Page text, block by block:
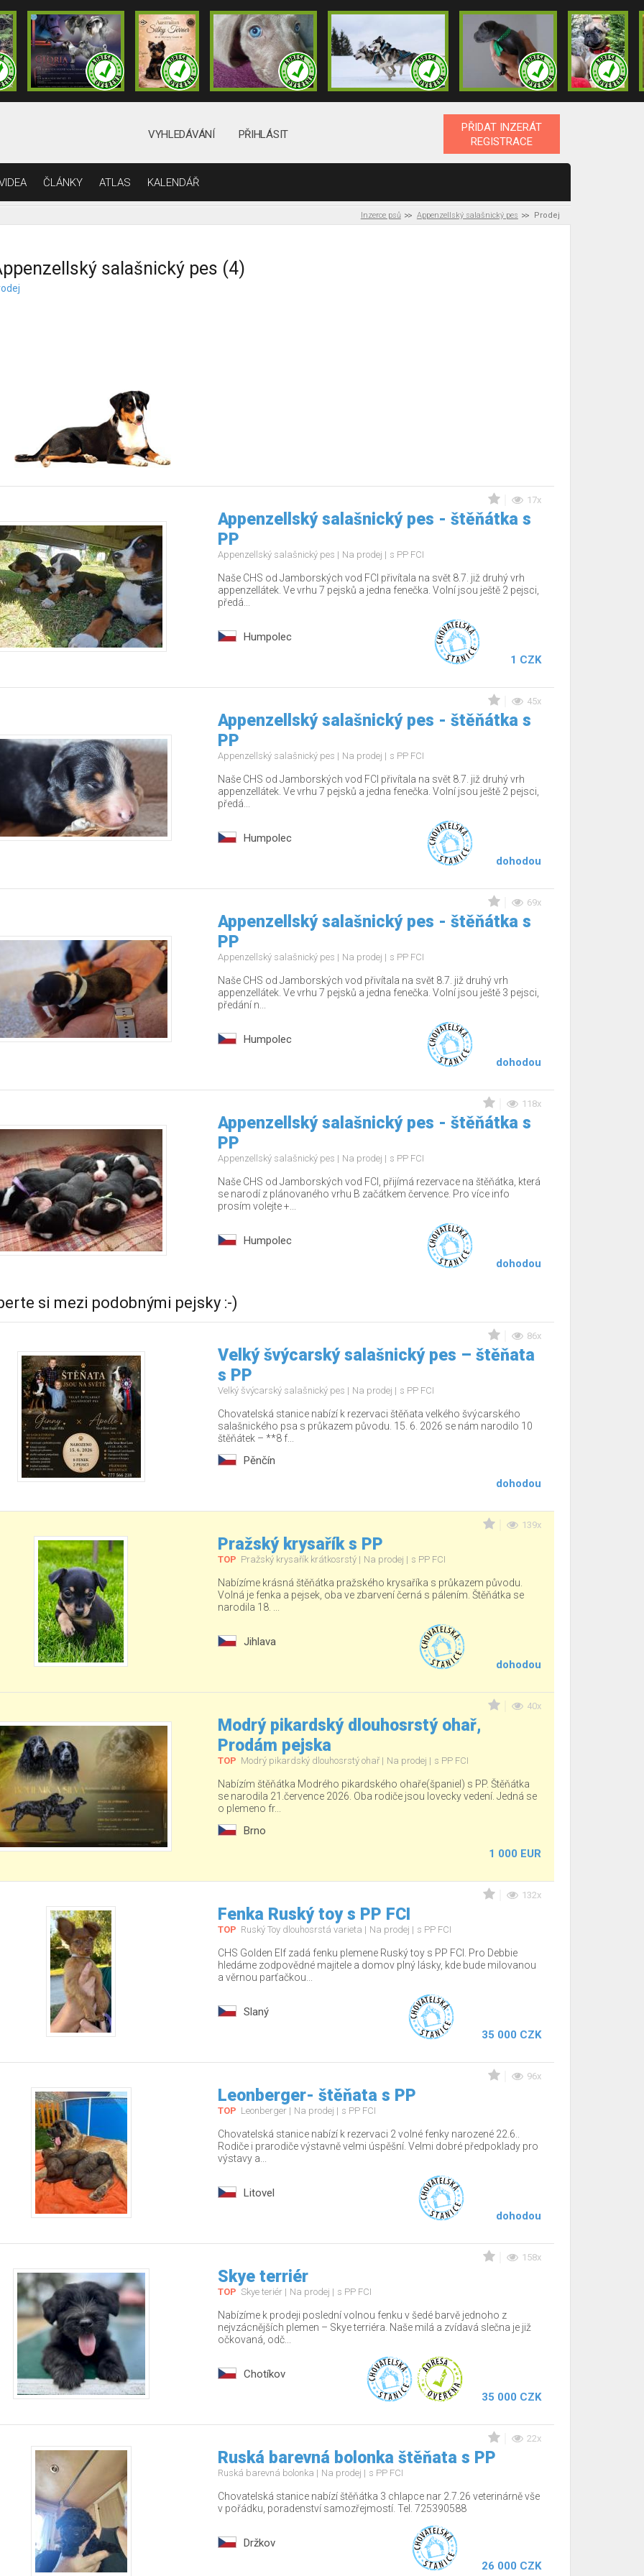
VYHLEDÁVÁNÍ PŘIHLÁSIT
PŘIDAT INZERÁT
REGISTRACE
ČLÁNKY ATLAS KALENDÁŘ
Inzerce psů Appenzellský salašnický pes Prodej
salašnický pes (4)
17x
Appenzellský salašnický pes - štěňátka s
PP
Appenzellský salašnický pes Na prodej s PP FCI
Naše CHS od Jamborských vod FCI přivítala na svět 8.7. již druhý vrh
appenzellátek. Ve vrhu 7 pejsků a jedna fenečka. Volní jsou ještě 2 pejsci,
předá...
Humpolec
1 CZK
45x
Appenzellský salašnický pes - štěňátka s
PP
Appenzellský salašnický pes Na prodej s PP FCI
Naše CHS od Jamborských vod FCI přivítala na svět 8.7. již druhý vrh
appenzellátek. Ve vrhu 7 pejsků a jedna fenečka. Volní jsou ještě 2 pejsci,
předá...
Humpolec
dohodou
69x
Appenzellský salašnický pes - štěňátka s
PP
Appenzellský salašnický pes Na prodej s PP FCI
Naše CHS od Jamborských vod přivítala na svět 8.7. již druhý vrh
appenzellátek. Ve vrhu 7 pejsků a jedna fenečka. Volní jsou ještě 3 pejsci,
předání n...
Humpolec
dohodou
118x
Appenzellský salašnický pes - štěňátka s
PP
Appenzellský salašnický pes Na prodej s PP FCI
Naše CHS od Jamborských vod FCI, přijímá rezervace na štěňátka, která
se narodí z plánovaného vrhu B začátkem července. Pro více info
prosím volejte +...
Humpolec
dohodou
si mezi podobnými pejsky :-)
86x
Velký švýcarský salašnický pes – štěňata
s PP
Velký švýcarský salašnický pes Na prodej s PP FCI
Chovatelská stanice nabízí k rezervaci štěňata velkého švýcarského
salašnického psa s průkazem původu. 15. 6. 2026 se nám narodilo 10
štěňátek – **8 f...
Pěnčín
dohodou
139x
Pražský krysařík s PP
TOP Pražský krysařík krátkosrstý Na prodej s PP FCI
Nabízíme krásná štěňátka pražského krysaříka s průkazem původu.
Volná je fenka a pejsek, oba ve zbarvení černá s pálením. Štěňátka se
narodila 18. ...
Jihlava
dohodou
40x
Modrý pikardský dlouhosrstý ohař,
Prodám pejska
TOP Modrý pikardský dlouhosrstý ohař Na prodej s PP FCI
Nabízím štěňátka Modrého pikardského ohaře(španiel) s PP. Štěňátka
se narodila 21.července 2026. Oba rodiče jsou lovecky vedení. Jedná se
o plemeno fr...
Brno
1 000 EUR
132x
Fenka Ruský toy s PP FCI
TOP Ruský Toy dlouhosrstá varieta Na prodej s PP FCI
CHS Golden Elf zadá fenku plemene Ruský toy s PP FCI. Pro Debbie
hledáme zodpovědné majitele a domov plný lásky, kde bude milovanou
a věrnou parťačkou...
Slaný
35 000 CZK
96x
Leonberger- štěňata s PP
TOP Leonberger Na prodej s PP FCI
Chovatelská stanice nabízí k rezervaci 2 volné fenky narozené 22.6..
Rodiče i prarodiče výstavně velmi úspěšní. Velmi dobré předpoklady pro
výstavy a...
Litovel
dohodou
158x
Skye terriér
TOP Skye teriér Na prodej s PP FCI
Nabízíme k prodeji poslední volnou fenku v šedé barvě jednoho z
nejvzácnějších plemen – Skye terriéra. Naše milá a zvídavá slečna je již
očkovaná, odč...
Chotíkov
35 000 CZK
22x
Ruská barevná bolonka štěňata s PP
Ruská barevná bolonka Na prodej s PP FCI
Chovatelská stanice nabízí štěňátka 3 chlapce nar 2.7.26 veterinárně vše
v pořádku, poradenství samozřejmostí. Tel. 725390588
Držkov
26 000 CZK